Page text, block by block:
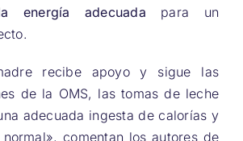
energía adecuada para un
recibe apoyo y sigue las
de la OMS, las tomas de leche
adecuada ingesta de calorías y
comentan los autores de